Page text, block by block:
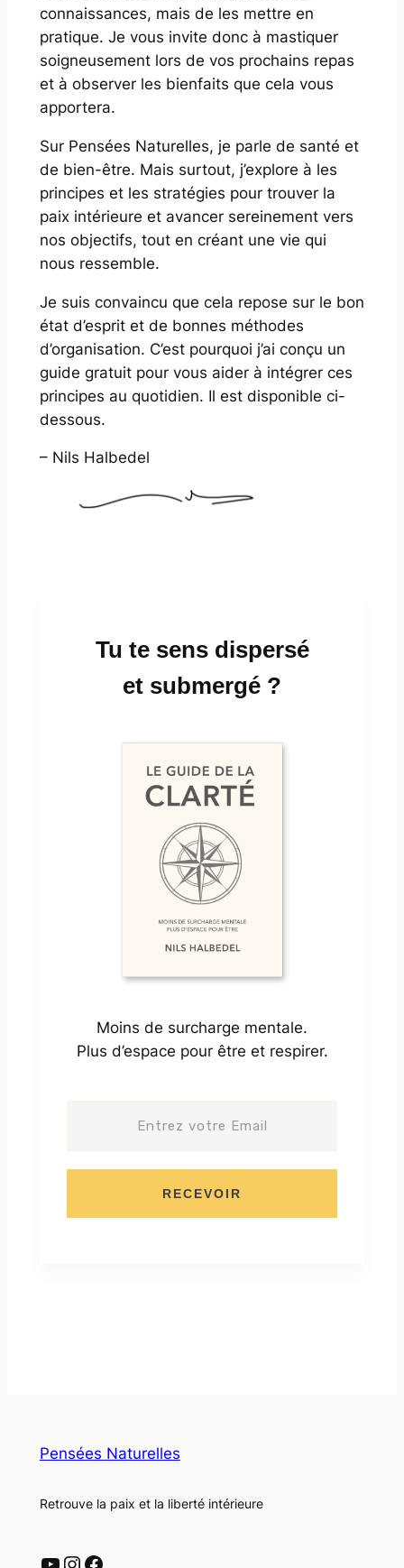
connaissances, mais de les mettre en
pratique. Je vous invite donc à mastiquer
soigneusement lors de vos prochains repas
et à observer les bienfaits que cela vous
apportera.
Sur Pensées Naturelles, je parle de santé et
de bien-être. Mais surtout, j’explore à les
principes et les stratégies pour trouver la
paix intérieure et avancer sereinement vers
nos objectifs, tout en créant une vie qui
nous ressemble.
Je suis convaincu que cela repose sur le bon
état d’esprit et de bonnes méthodes
d’organisation. C’est pourquoi j’ai conçu un
guide gratuit pour vous aider à intégrer ces
principes au quotidien. Il est disponible ci-
dessous.
– Nils Halbedel
Tu te sens dispersé
et submergé ?
Moins de surcharge mentale.
Plus d’espace pour être et respirer.
RECEVOIR
Pensées Naturelles
Retrouve la paix et la liberté intérieure
YouTube Instagram Facebook